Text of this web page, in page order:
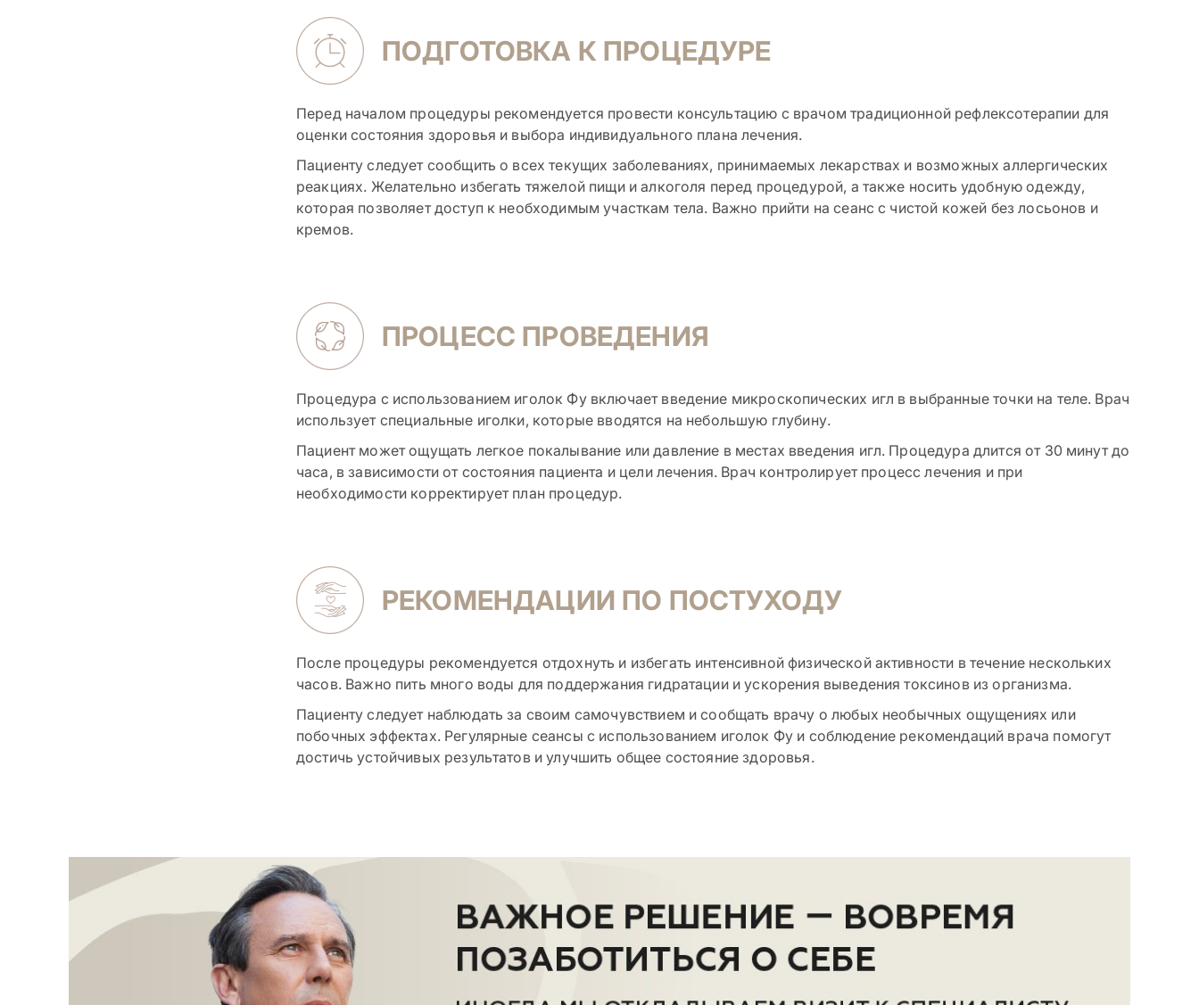
ПОДГОТОВКА К ПРОЦЕДУРЕ
Перед началом процедуры рекомендуется провести консультацию с врачом традиционной рефлексотерапии для
оценки состояния здоровья и выбора индивидуального плана лечения.
Пациенту следует сообщить о всех текущих заболеваниях, принимаемых лекарствах и возможных аллергических
реакциях. Желательно избегать тяжелой пищи и алкоголя перед процедурой, а также носить удобную одежду,
которая позволяет доступ к необходимым участкам тела. Важно прийти на сеанс с чистой кожей без лосьонов и
кремов.
ПРОЦЕСС ПРОВЕДЕНИЯ
Процедура с использованием иголок Фу включает введение микроскопических игл в выбранные точки на теле. Врач
использует специальные иголки, которые вводятся на небольшую глубину.
Пациент может ощущать легкое покалывание или давление в местах введения игл. Процедура длится от 30 минут до
часа, в зависимости от состояния пациента и цели лечения. Врач контролирует процесс лечения и при
необходимости корректирует план процедур.
РЕКОМЕНДАЦИИ ПО ПОСТУХОДУ
После процедуры рекомендуется отдохнуть и избегать интенсивной физической активности в течение нескольких
часов. Важно пить много воды для поддержания гидратации и ускорения выведения токсинов из организма.
Пациенту следует наблюдать за своим самочувствием и сообщать врачу о любых необычных ощущениях или
побочных эффектах. Регулярные сеансы с использованием иголок Фу и соблюдение рекомендаций врача помогут
достичь устойчивых результатов и улучшить общее состояние здоровья.